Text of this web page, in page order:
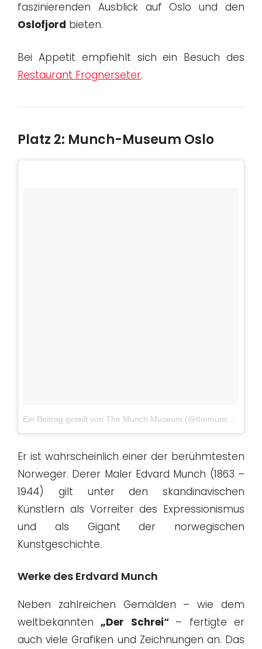
faszinierenden Ausblick auf Oslo und den
Oslofjord bieten.
Bei Appetit empfiehlt sich ein Besuch des
Restaurant Frognerseter.
Platz 2: Munch-Museum Oslo
Ein Beitrag geteilt von The Munch Museum (@themunchmuseum)
Er ist wahrscheinlich einer der berühmtesten
Norweger. Derer Maler Edvard Munch (1863 –
1944) gilt unter den skandinavischen
Künstlern als Vorreiter des Expressionismus
und als Gigant der norwegischen
Kunstgeschichte.
Werke des Erdvard Munch
Neben zahlreichen Gemälden – wie dem
weltbekannten„Der Schrei“ – fertigte er
auch viele Grafiken und Zeichnungen an. Das